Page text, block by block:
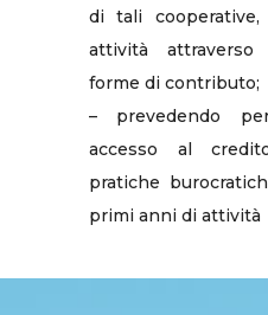
di tali
attività
forme di contributo;
– prevedendo
accesso al
pratiche
primi anni di attività